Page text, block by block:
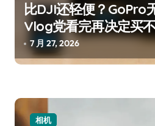
比DJI还轻便？GoPro
Vlog党看完再决定买
7 月 27, 2026
相机